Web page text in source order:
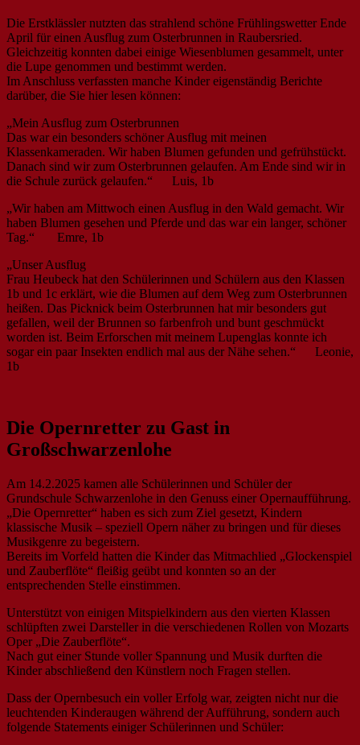
Die Erstklässler nutzten das strahlend schöne Frühlingswetter Ende
April für einen Ausflug zum Osterbrunnen in Raubersried.
Gleichzeitig konnten dabei einige Wiesenblumen gesammelt, unter
die Lupe genommen und bestimmt werden.
Im Anschluss verfassten manche Kinder eigenständig Berichte
darüber, die Sie hier lesen können:
„Mein Ausflug zum Osterbrunnen
Das war ein besonders schöner Ausflug mit meinen
Klassenkameraden. Wir haben Blumen gefunden und gefrühstückt.
Danach sind wir zum Osterbrunnen gelaufen. Am Ende sind wir in
die Schule zurück gelaufen.“ Luis, 1b
„Wir haben am Mittwoch einen Ausflug in den Wald gemacht. Wir
haben Blumen gesehen und Pferde und das war ein langer, schöner
Tag.“ Emre, 1b
„Unser Ausflug
Frau Heubeck hat den Schülerinnen und Schülern aus den Klassen
1b und 1c erklärt, wie die Blumen auf dem Weg zum Osterbrunnen
heißen. Das Picknick beim Osterbrunnen hat mir besonders gut
gefallen, weil der Brunnen so farbenfroh und bunt geschmückt
worden ist. Beim Erforschen mit meinem Lupenglas konnte ich
sogar ein paar Insekten endlich mal aus der Nähe sehen.“ Leonie,
1b
Die Opernretter zu Gast in
Großschwarzenlohe
Am 14.2.2025 kamen alle Schülerinnen und Schüler der
Grundschule Schwarzenlohe in den Genuss einer Opernaufführung.
„Die Opernretter“ haben es sich zum Ziel gesetzt, Kindern
klassische Musik – speziell Opern näher zu bringen und für dieses
Musikgenre zu begeistern.
Bereits im Vorfeld hatten die Kinder das Mitmachlied „Glockenspiel
und Zauberflöte“ fleißig geübt und konnten so an der
entsprechenden Stelle einstimmen.
Unterstützt von einigen Mitspielkindern aus den vierten Klassen
schlüpften zwei Darsteller in die verschiedenen Rollen von Mozarts
Oper „Die Zauberflöte“.
Nach gut einer Stunde voller Spannung und Musik durften die
Kinder abschließend den Künstlern noch Fragen stellen.
Dass der Opernbesuch ein voller Erfolg war, zeigten nicht nur die
leuchtenden Kinderaugen während der Aufführung, sondern auch
folgende Statements einiger Schülerinnen und Schüler: